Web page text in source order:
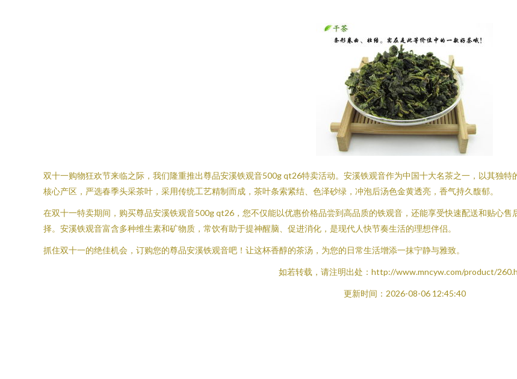
双十一购物狂欢节来临之际，我们隆重推出尊品安溪铁观音500g qt26特卖活动。安溪铁观音作为中国十大名茶之一，以其独
核心产区，严选春季头采茶叶，采用传统工艺精制而成，茶叶条索紧结、色泽砂绿，冲泡后汤色金黄透亮，香气持久馥郁。
在双十一特卖期间，购买尊品安溪铁观音500g qt26，您不仅能以优惠价格品尝到高品质的铁观音，还能享受快速配送和贴心
择。安溪铁观音富含多种维生素和矿物质，常饮有助于提神醒脑、促进消化，是现代人快节奏生活的理想伴侣。
抓住双十一的绝佳机会，订购您的尊品安溪铁观音吧！让这杯香醇的茶汤，为您的日常生活增添一抹宁静与雅致。
如若转载，请注明出处：http://www.mncyw.com/product/
更新时间：2026-08-06 12:45:40